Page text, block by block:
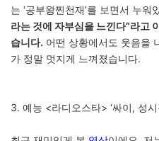
는 ‘공부왕찐천재’를 보면서 누워
라는 것에 자부심을 느낀다”라고
습니다. 어떤 상황에서도 웃음을
가 정말 멋지게 느껴졌습니다.
3. 예능 <라디오스타> ‘싸이, 성시